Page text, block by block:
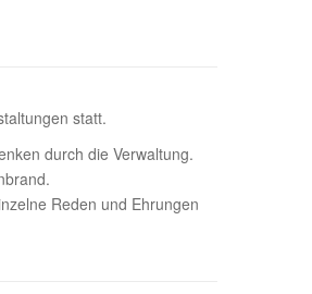
statt.
durch die Verwaltung.
Reden und Ehrungen